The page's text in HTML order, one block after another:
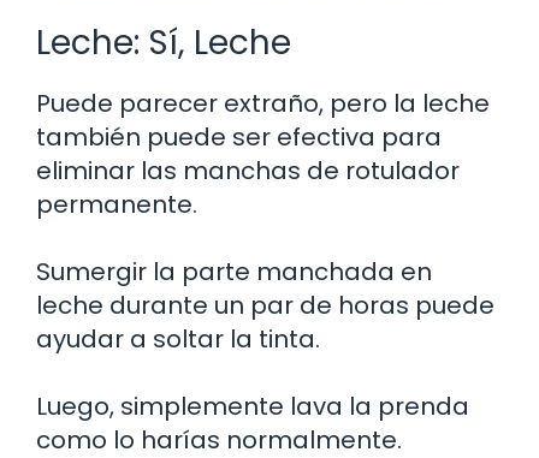
Leche: Sí, Leche
Puede parecer extraño, pero la leche
también puede ser efectiva para
eliminar las manchas de rotulador
permanente.
Sumergir la parte manchada en
leche durante un par de horas puede
ayudar a soltar la tinta.
Luego, simplemente lava la prenda
como lo harías normalmente.